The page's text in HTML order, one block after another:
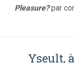
Pleasure?par
Yseult,